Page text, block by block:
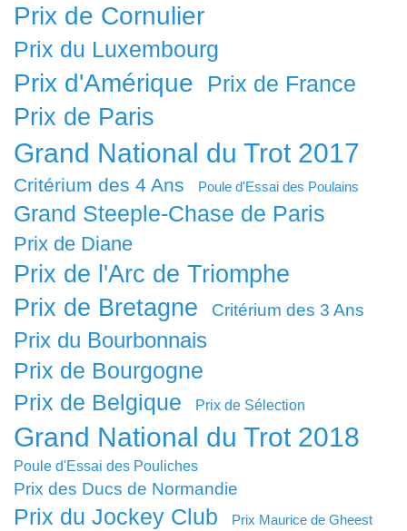
Prix de Cornulier
Prix du Luxembourg
Prix d'Amérique Prix de France
Prix de Paris
Grand National du Trot 2017
Critérium des 4 Ans Poule d'Essai des Poulains
Grand Steeple-Chase de Paris
Prix de Diane
Prix de l'Arc de Triomphe
Prix de Bretagne
Critérium des 3 Ans
Prix du Bourbonnais
Prix de Bourgogne
Prix de Belgique
Prix de Sélection
Grand National du Trot 2018
Poule d'Essai des Pouliches
Prix des Ducs de Normandie
Prix du Jockey Club Prix Maurice de Gheest